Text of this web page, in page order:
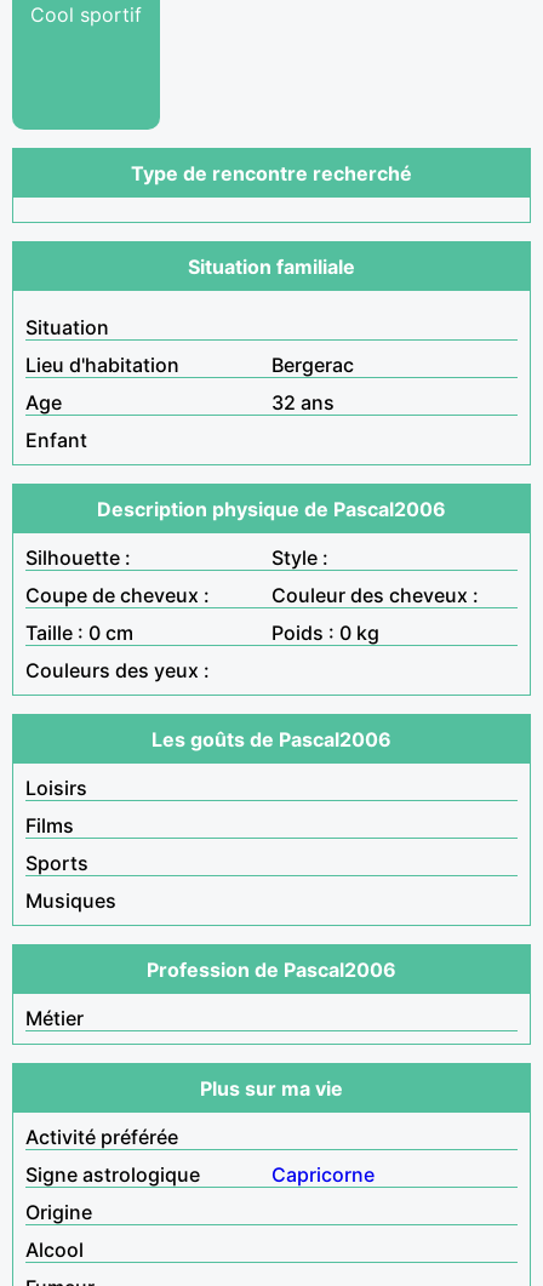
Cool sportif
Type de rencontre recherché
Situation familiale
Situation
Lieu d'habitation
Bergerac
Age
32 ans
Enfant
Description physique de Pascal2006
Silhouette :
Style :
Coupe de cheveux :
Couleur des cheveux :
Taille : 0 cm
Poids : 0 kg
Couleurs des yeux :
Les goûts de Pascal2006
Loisirs
Films
Sports
Musiques
Profession de Pascal2006
Métier
Plus sur ma vie
Activité préférée
Signe astrologique
Capricorne
Origine
Alcool